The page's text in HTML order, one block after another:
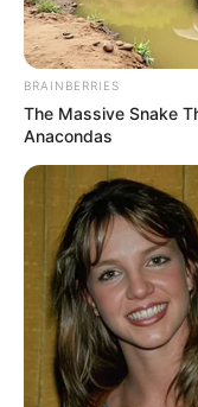
BRAINBERRIES
The Massive Snake
Anacondas